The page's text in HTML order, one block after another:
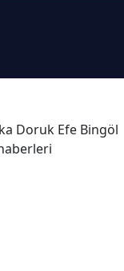
Doruk Efe Bingöl